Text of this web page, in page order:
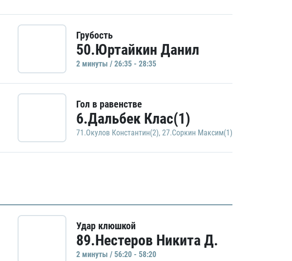
Грубость
50.Юртайкин Данил
2 минуты / 26:35 - 28:35
Гол в равенстве
6.Дальбек Клас(1)
71.Окулов Константин(2), 27.Соркин Максим(1)
Удар клюшкой
89.Нестеров Никита Д.
2 минуты / 56:20 - 58:20